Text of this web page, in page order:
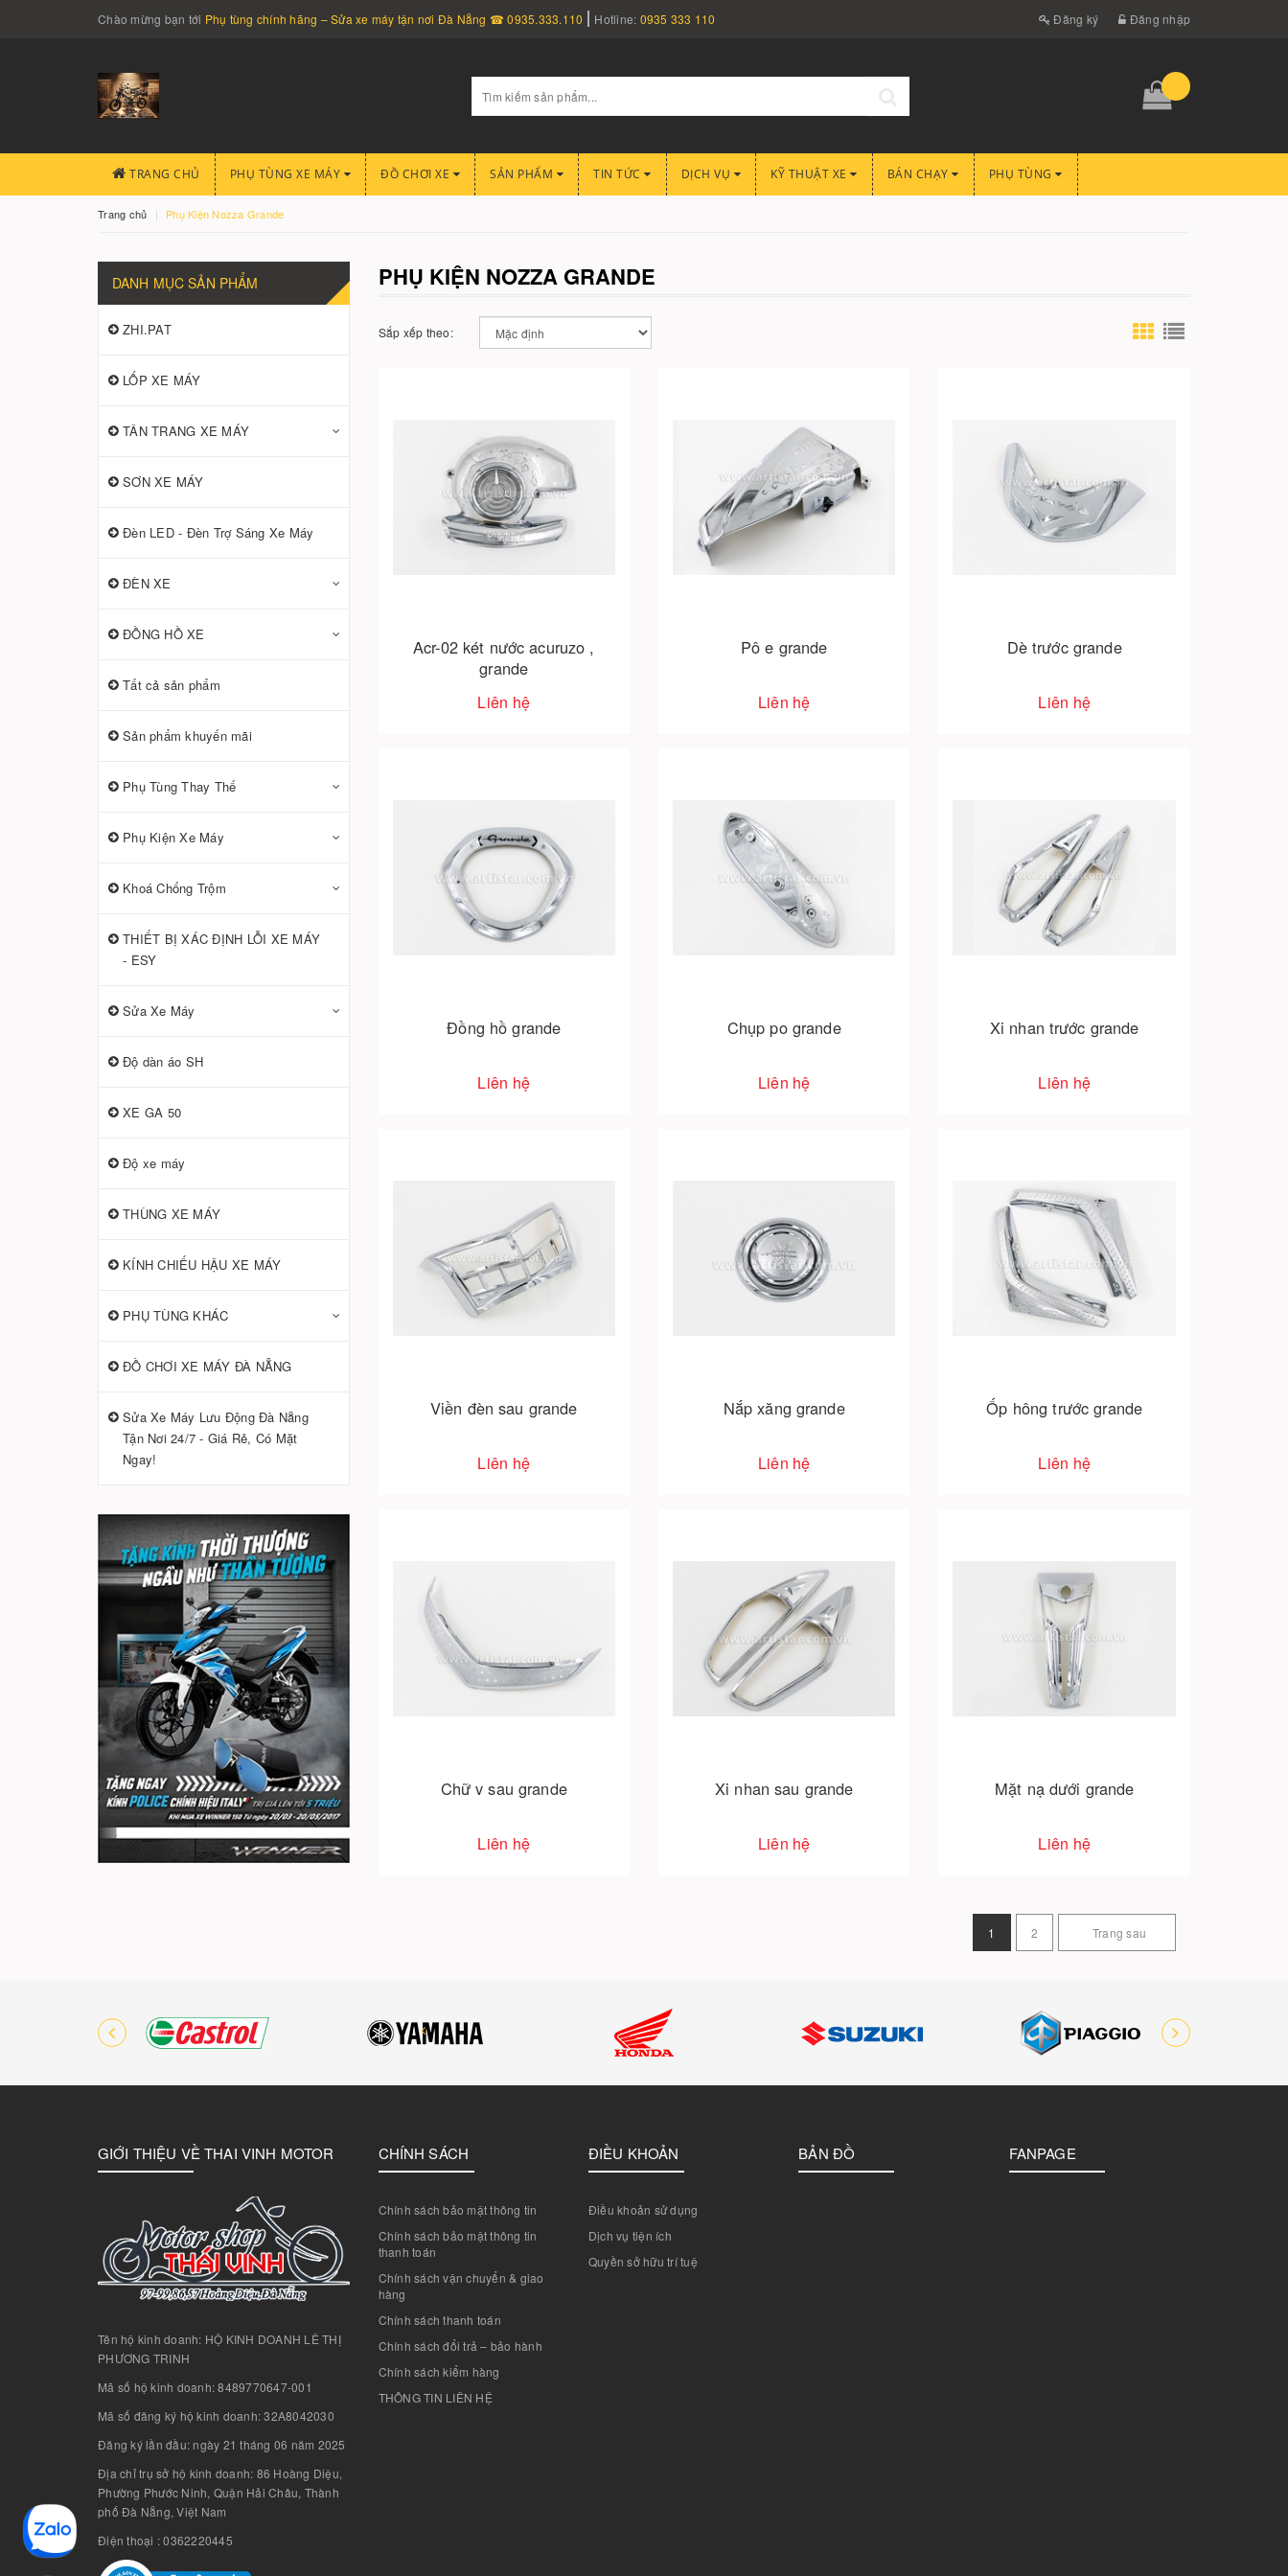
Chào mừng bạn tới Phụ tùng chính hãng – Sửa xe máy tận nơi Đà Nẵng ☎ 0935.333.110 Hotline: 0935 333 110 Đăng ký Đăng nhập
TRANG CHỦ PHỤ TÙNG XE MÁY ĐỒ CHƠI XE SẢN PHẨM TIN TỨC DỊCH VỤ KỸ THUẬT XE BÁN CHẠY PHỤ TÙNG
Trang chủ Phụ Kiện Nozza Grande
PHỤ KIỆN NOZZA GRANDE
Sắp xếp theo:
Acr-02 két nước acuruzo ,
grande
Liên hệ
Pô e grande
Liên hệ
Dè trước grande
Liên hệ
Đồng hồ grande
Liên hệ
Chụp po grande
Liên hệ
Xi nhan trước grande
Liên hệ
Viền đèn sau grande
Liên hệ
Nắp xăng grande
Liên hệ
Ốp hông trước grande
Liên hệ
Chữ v sau grande
Liên hệ
Xi nhan sau grande
Liên hệ
Mặt nạ dưới grande
Liên hệ
1 2 Trang sau
DANH MỤC SẢN PHẨM
ZHI.PAT
LỐP XE MÁY
TÂN TRANG XE MÁY
SƠN XE MÁY
Đèn LED - Đèn Trợ Sáng Xe Máy
ĐÈN XE
ĐỒNG HỒ XE
Tất cả sản phẩm
Sản phẩm khuyến mãi
Phụ Tùng Thay Thế
Phụ Kiện Xe Máy
Khoá Chống Trộm
THIẾT BỊ XÁC ĐỊNH LỖI XE MÁY
- ESY
Sửa Xe Máy
Độ dàn áo SH
XE GA 50
Độ xe máy
THÙNG XE MÁY
KÍNH CHIẾU HẬU XE MÁY
PHỤ TÙNG KHÁC
ĐỒ CHƠI XE MÁY ĐÀ NẴNG
Sửa Xe Máy Lưu Động Đà Nẵng
Tận Nơi 24/7 - Giá Rẻ, Có Mặt
Ngay!
GIỚI THIỆU VỀ THAI VINH MOTOR
Tên hộ kinh doanh: HỘ KINH DOANH LÊ THỊ
PHƯƠNG TRINH
Mã số hộ kinh doanh: 8489770647-001
Mã số đăng ký hộ kinh doanh: 32A8042030
Đăng ký lần đầu: ngày 21 tháng 06 năm 2025
Địa chỉ trụ sở hộ kinh doanh: 86 Hoàng Diệu,
Phường Phước Ninh, Quận Hải Châu, Thành
phố Đà Nẵng, Việt Nam
Điện thoại : 0362220445
CHÍNH SÁCH
Chính sách bảo mật thông tin
Chính sách bảo mật thông tin
thanh toán
Chính sách vận chuyển & giao
hàng
Chính sách thanh toán
Chính sách đổi trả – bảo hành
Chính sách kiểm hàng
THÔNG TIN LIÊN HỆ
ĐIỀU KHOẢN
Điều khoản sử dụng
Dịch vụ tiện ích
Quyền sở hữu trí tuệ
BẢN ĐỒ FANPAGE